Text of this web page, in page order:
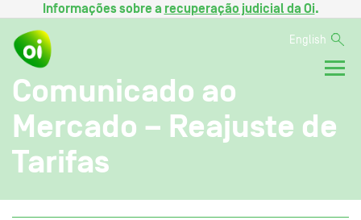
Informações sobre a recuperação judicial da Oi.
English
Comunicado ao
Mercado – Reajuste de
Tarifas